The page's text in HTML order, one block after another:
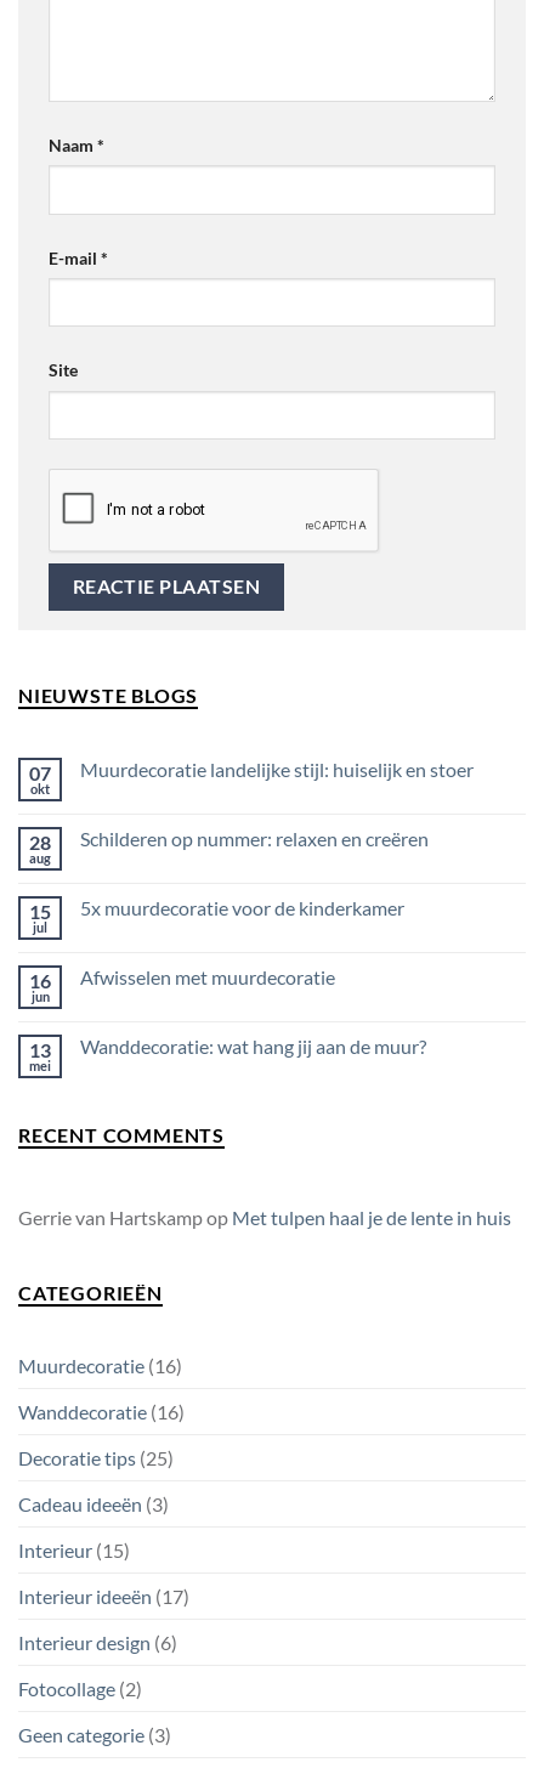
Naam *
E-mail *
Site
NIEUWSTE BLOGS
07
okt
Muurdecoratie landelijke stijl: huiselijk en stoer
Muurdecoratie
en
stoer
28
aug
Schilderen op nummer: relaxen en creëren
Schilderen
en
creëren
15
jul
5x muurdecoratie voor de kinderkamer
5x
kinderkamer
16
jun
Afwisselen met muurdecoratie
Afwisselen
13
mei
Wanddecoratie: wat hang jij aan de muur?
wat
hang
muur?
RECENT COMMENTS
Gerrie van Hartskampop Met tulpen haal je de lente in huis
CATEGORIEËN
Muurdecoratie (16)
Wanddecoratie (16)
Decoratie tips (25)
Cadeau ideeën (3)
Interieur (15)
Interieur ideeën (17)
Interieur design (6)
Fotocollage (2)
Geen categorie (3)